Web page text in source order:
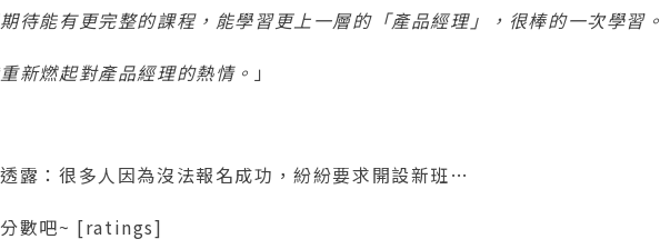
待能有更完整的課程，能學習更上一層的「產品經理」，很棒的一次學習。
新燃起對產品經理的熱情。 」
露：很多人因為沒法報名成功，紛紛要求開設新班…
數吧~ [ratings]